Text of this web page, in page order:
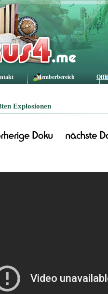
Memberbereich
Explosionen